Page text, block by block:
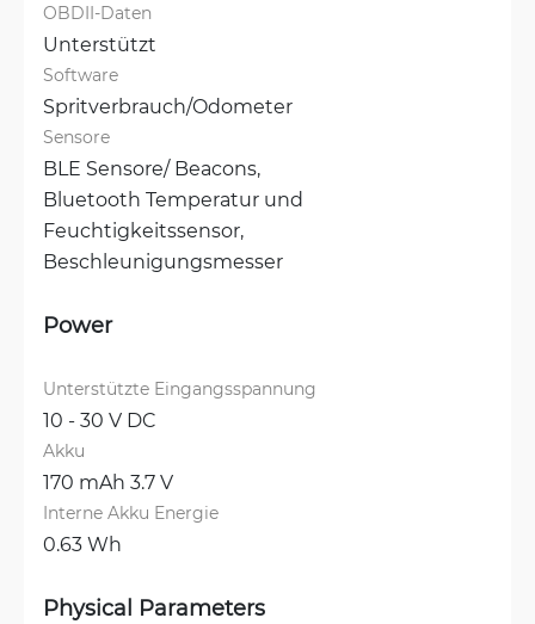
OBDII-Daten
Unterstützt
Software
Spritverbrauch/Odometer
Sensore
BLE Sensore/ Beacons,
Bluetooth Temperatur und
Feuchtigkeitssensor,
Beschleunigungsmesser
Power
Unterstützte Eingangsspannung
10 - 30 V DC
Akku
170 mAh 3.7 V
Interne Akku Energie
0.63 Wh
Physical Parameters